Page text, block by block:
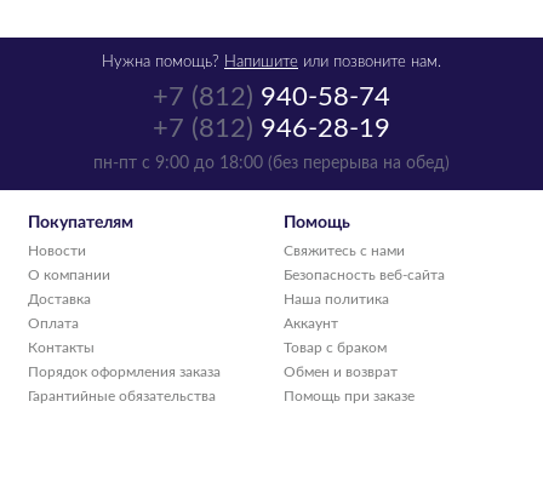
+7 (812) 940-58-74
+7 (812) 946-28-19
пн-пт с 9:00 до 18:00 (без перерыва на обед)
Нужна помощь? Напишите или позвоните нам.
Покупателям
Новости
О компании
Доставка
Оплата
Контакты
Порядок оформления заказа
Гарантийные обязательства
Помощь
Свяжитесь с нами
Безопасность веб-сайта
Наша политика
Аккаунт
Товар с браком
Обмен и возврат
Помощь при заказе